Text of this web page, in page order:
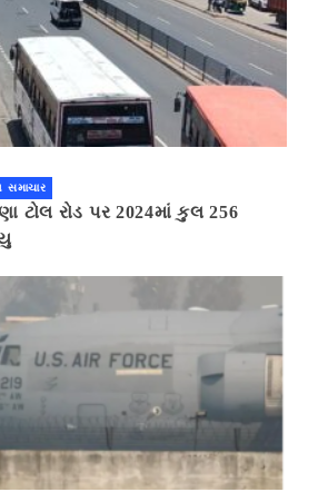
સમાચાર
ટોલ રોડ પર 2024માં કુલ 256